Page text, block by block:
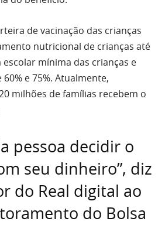
de vacinação das crianças
nutricional de crianças até
mínima das crianças e
e 75%. Atualmente,
milhões de famílias recebem o
pessoa decidir o
seu dinheiro”, diz
do Real digital ao
do Bolsa